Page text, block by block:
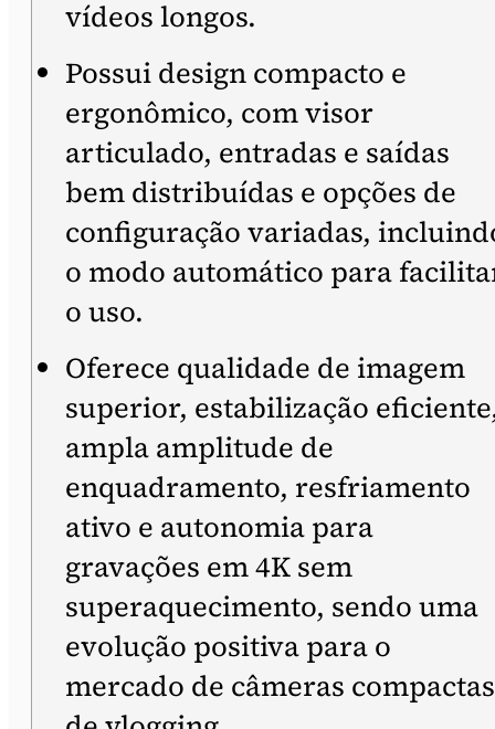
vídeos longos.
Possui design compacto e
ergonômico, com visor
articulado, entradas e saídas
bem distribuídas e opções de
configuração variadas,
o modo automático para
o uso.
Oferece qualidade de imagem
superior, estabilização
ampla amplitude de
enquadramento, resfriamento
ativo e autonomia para
gravações em 4K sem
superaquecimento, sendo uma
evolução positiva para o
mercado de câmeras compactas